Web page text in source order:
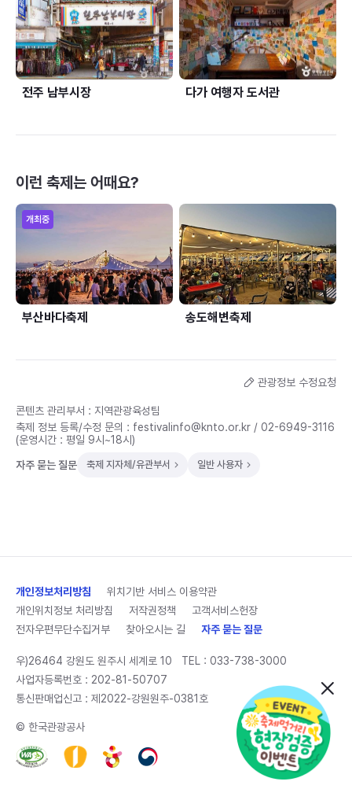
전주 남부시장 다가 여행자 도서관
이런 축제는 어때요?
부산바다축제 송도해변축제
콘텐츠 관리부서 : 지역관광육성팀
축제 정보 등록/수정 문의 : festivalinfo@knto.or.kr / 02-6949-3116
(운영시간 : 평일 9시~18시)
관광정보 수정요청
자주 묻는 질문 축제 지자체/유관부서 일반 사용자
개인정보처리방침
위치기반 서비스 이용약관
개인위치정보 처리방침
저작권정책
고객서비스헌장
전자우편무단수집거부
찾아오시는 길 자주 묻는 질문
우)26464 강원도 원주시 세계로 10 TEL : 033-738-3000
사업자등록번호 : 202-81-50707
통신판매업신고 : 제2022-강원원주-0381호
© 한국관광공사